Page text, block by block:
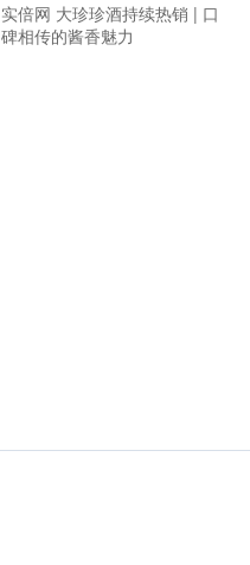
实倍网 大珍珍酒持续热销 | 口
碑相传的酱香魅力